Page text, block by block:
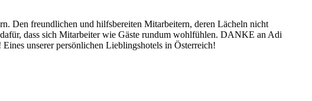
Den freundlichen und hilfsbereiten Mitarbeitern, deren Lächeln nicht
dass sich Mitarbeiter wie Gäste rundum wohlfühlen. DANKE an Adi
Eines unserer persönlichen Lieblingshotels in Österreich!